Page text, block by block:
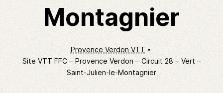
Montagnier
Provence Verdon VTT
Site VTT FFC – Provence Verdon – Circuit 28 – Vert –
Saint-Julien-le-Montagnier